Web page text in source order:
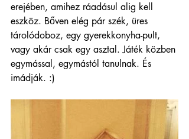
erejében, amihez ráadásul alig kell
eszköz. Bőven elég pár szék, üres
tárolódoboz, egy gyerekkonyha-pult,
vagy akár csak egy asztal. Játék közben
egymással, egymástól tanulnak. És
imádják. :)